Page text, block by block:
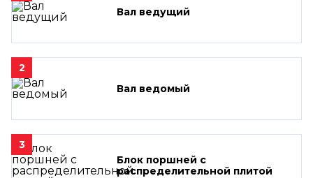
Вал ведущий
2
Вал ведомый
3
Блок поршней c
распределительной плитой